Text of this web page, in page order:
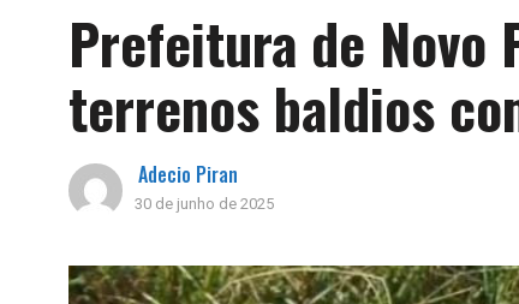
Prefeitura de Novo
terrenos baldios
Adecio Piran
30 de junho de 2025